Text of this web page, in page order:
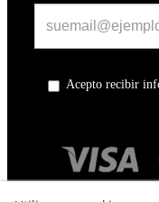
Acepto recibir